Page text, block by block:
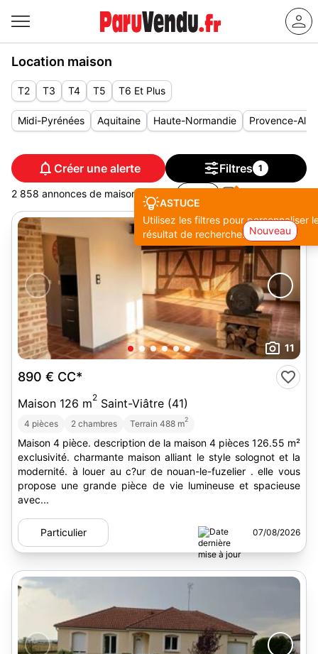
Location maison
T2 T3 T4 T5 T6 Et Plus
Midi-Pyrénées Aquitaine Haute-Normandie Provence-
Créer une alerte Filtres 1
ASTUCE
Utilisez les filtres pour personnaliser
résultat de recherche.
2 858 annonces de maisons à louer
Nouveau
11
890 € CC*
Maison 126 m2 Saint-Viâtre (41)
4 pièces 2 chambres Terrain 488 m2
Maison 4 pièce. description de la maison 4 pièces 126.55 m²
exclusivité. charmante maison alliant le style solognot et la
modernité. à louer au c?ur de nouan-le-fuzelier . elle vous
propose une grande pièce de vie lumineuse et spacieuse
avec...
Particulier 07/08/2026